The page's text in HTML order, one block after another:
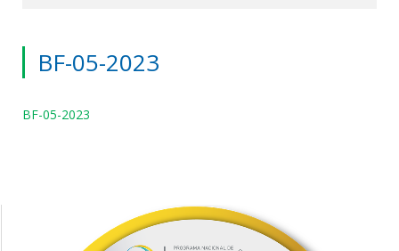
BF-05-2023
BF-05-2023